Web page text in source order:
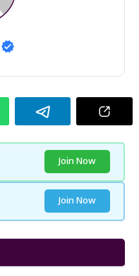
Join Now
Join Now